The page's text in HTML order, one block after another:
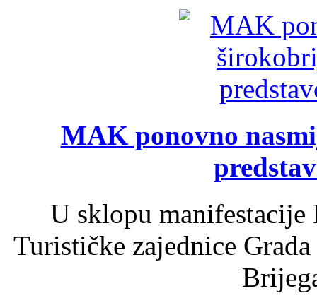
MAK ponovno
U sklopu
Turističke zajednice